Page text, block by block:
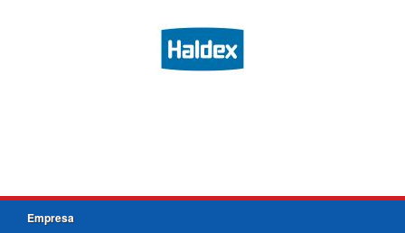
Empresa